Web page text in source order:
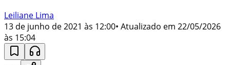
Leiliane Lima
13 de junho de 2021 às 12:00• Atualizado em 22/05/2026
às 15:04